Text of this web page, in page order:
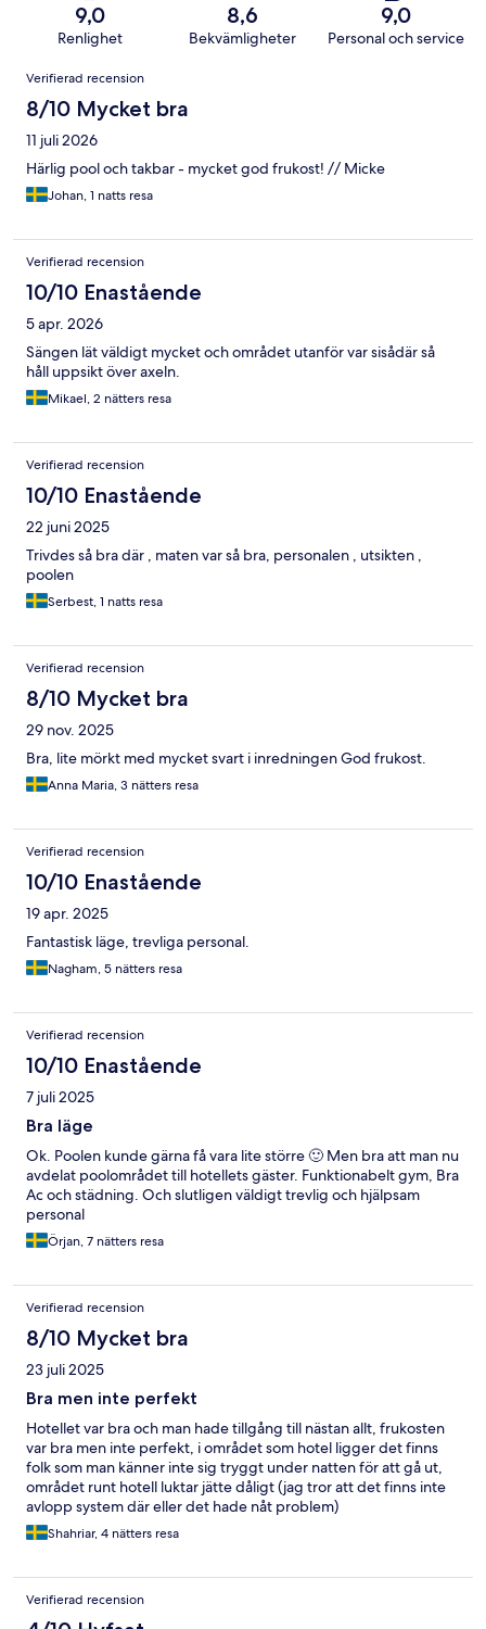
9,0
Renlighet
8,6
Bekvämligheter
9,0
Personal och service
Recensioner
Verifierad recension
8/10 Mycket bra
11 juli 2026
Härlig pool och takbar - mycket god frukost! // Micke
Johan, 1 natts resa
Verifierad recension
10/10 Enastående
5 apr. 2026
Sängen lät väldigt mycket och området utanför var sisådär så
håll uppsikt över axeln.
Mikael, 2 nätters resa
Verifierad recension
10/10 Enastående
22 juni 2025
Trivdes så bra där , maten var så bra, personalen , utsikten ,
poolen
Serbest, 1 natts resa
Verifierad recension
8/10 Mycket bra
29 nov. 2025
Bra, lite mörkt med mycket svart i inredningen God frukost.
Anna Maria, 3 nätters resa
Verifierad recension
10/10 Enastående
19 apr. 2025
Fantastisk läge, trevliga personal.
Nagham, 5 nätters resa
Verifierad recension
10/10 Enastående
7 juli 2025
Bra läge
Ok. Poolen kunde gärna få vara lite större 🙂 Men bra att man nu
avdelat poolområdet till hotellets gäster. Funktionabelt gym, Bra
Ac och städning. Och slutligen väldigt trevlig och hjälpsam
personal
Örjan, 7 nätters resa
Verifierad recension
8/10 Mycket bra
23 juli 2025
Bra men inte perfekt
Hotellet var bra och man hade tillgång till nästan allt, frukosten
var bra men inte perfekt, i området som hotel ligger det finns
folk som man känner inte sig tryggt under natten för att gå ut,
området runt hotell luktar jätte dåligt (jag tror att det finns inte
avlopp system där eller det hade nåt problem)
Shahriar, 4 nätters resa
Verifierad recension